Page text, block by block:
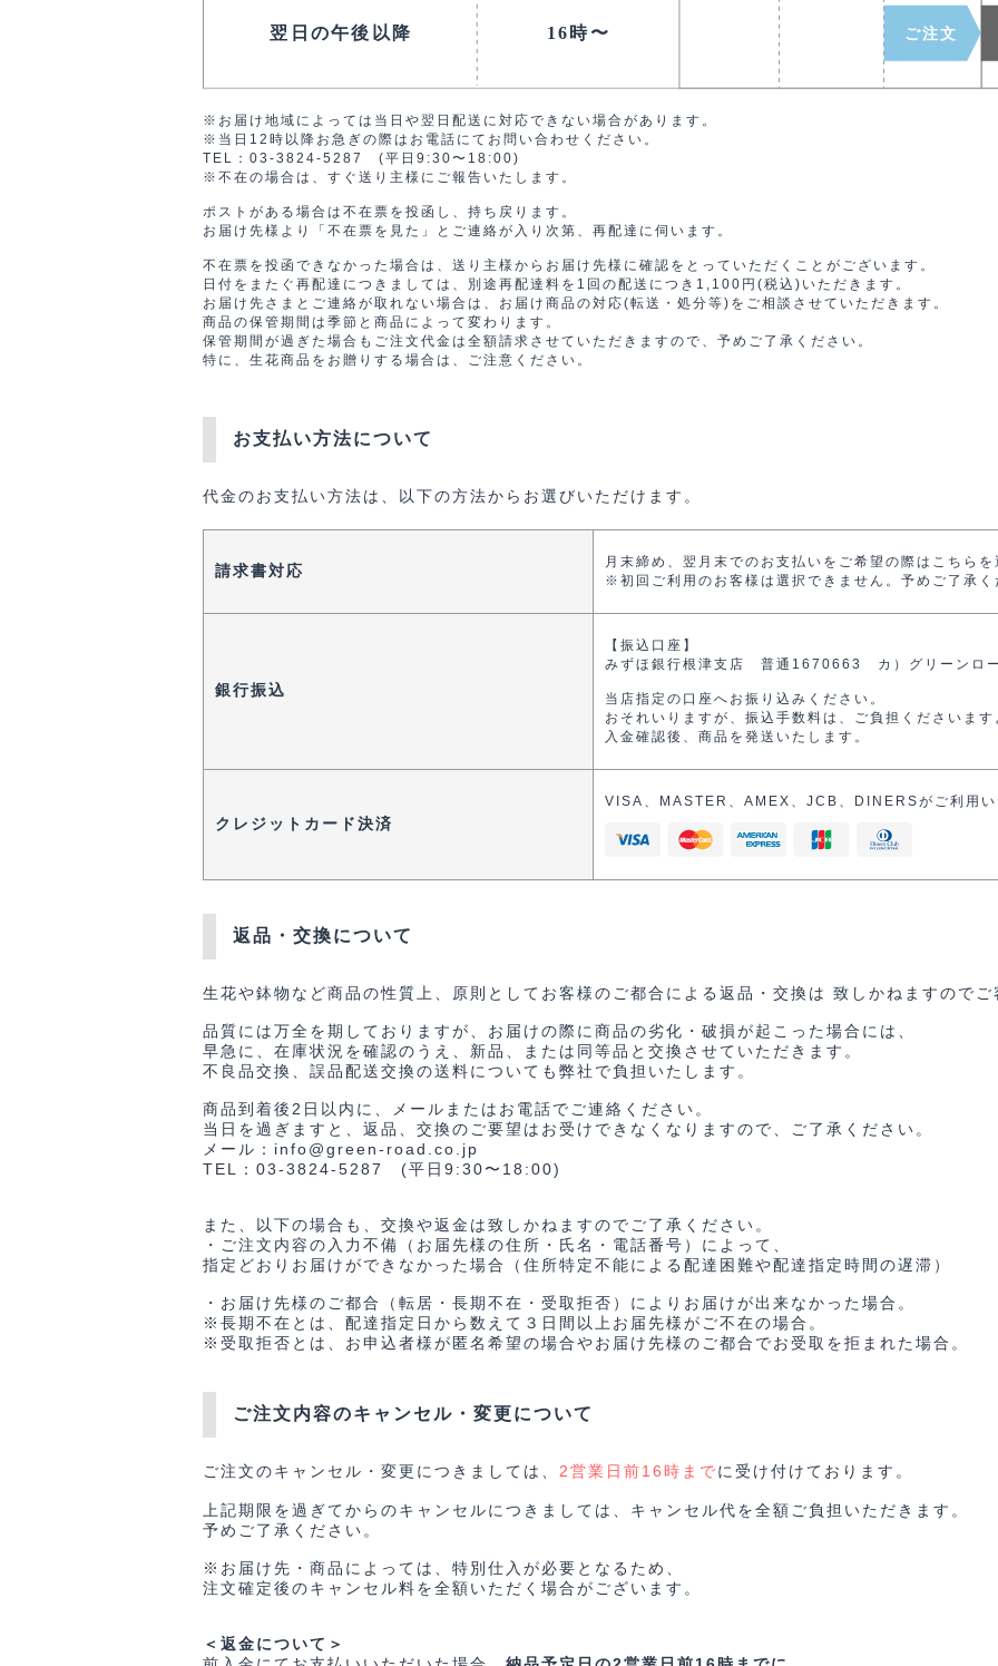
※お届け地域によっては当日や翌日配送に対応できない場合があります。
※当日12時以降お急ぎの際はお電話にてお問い合わせください。
TEL：03-3824-5287 (平日9:30〜18:00)
※不在の場合は、すぐ送り主様にご報告いたします。
ポストがある場合は不在票を投函し、持ち戻ります。
お届け先様より「不在票を見た」とご連絡が入り次第、再配達に伺います。
不在票を投函できなかった場合は、送り主様からお届け先様に確認をとっていただくことがございます。
日付をまたぐ再配達につきましては、別途再配達料を1回の配送につき1,100円(税込)いただきます。
お届け先さまとご連絡が取れない場合は、お届け商品の対応(転送・処分等)をご相談させていただきます。
商品の保管期間は季節と商品によって変わります。
保管期間が過ぎた場合もご注文代金は全額請求させていただきますので、予めご了承ください。
特に、生花商品をお贈りする場合は、ご注意ください。
お支払い方法について
代金のお支払い方法は、以下の方法からお選びいただけます。
請求書対応
月末締め、翌月末でのお支払いをご希望の際はこちらを
※初回ご利用のお客様は選択できません。予めご了承く
銀行振込
【振込口座】
みずほ銀行根津支店 普通1670663 カ）グリーンロ
当店指定の口座へお振り込みください。
おそれいりますが、振込手数料は、ご負担くださいます
入金確認後、商品を発送いたします。
クレジットカード決済
VISA、MASTER、AMEX、JCB、DINERSがご利用い
返品・交換について
生花や鉢物など商品の性質上、原則としてお客様のご都合による返品・交換は 致しかねますのでご
品質には万全を期しておりますが、お届けの際に商品の劣化・破損が起こった場合には、
早急に、在庫状況を確認のうえ、新品、または同等品と交換させていただきます。
不良品交換、誤品配送交換の送料についても弊社で負担いたします。
商品到着後2日以内に、メールまたはお電話でご連絡ください。
当日を過ぎますと、返品、交換のご要望はお受けできなくなりますので、ご了承ください。
メール：info@green-road.co.jp
TEL：03-3824-5287 (平日9:30〜18:00)
また、以下の場合も、交換や返金は致しかねますのでご了承ください。
・ご注文内容の入力不備（お届先様の住所・氏名・電話番号）によって、
指定どおりお届けができなかった場合（住所特定不能による配達困難や配達指定時間の遅滞）
・お届け先様のご都合（転居・長期不在・受取拒否）によりお届けが出来なかった場合。
※長期不在とは、配達指定日から数えて３日間以上お届先様がご不在の場合。
※受取拒否とは、お申込者様が匿名希望の場合やお届け先様のご都合でお受取を拒まれた場合。
ご注文内容のキャンセル・変更について
ご注文のキャンセル・変更につきましては、 2営業日前16時までに受け付けております。
上記期限を過ぎてからのキャンセルにつきましては、キャンセル代を全額ご負担いただきます。
予めご了承ください。
※お届け先・商品によっては、特別仕入が必要となるため、
注文確定後のキャンセル料を全額いただく場合がございます。
＜返金について＞